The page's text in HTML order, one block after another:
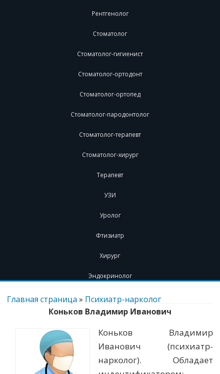
Рентгенолог
Стоматолог
Стоматолог-гигиенист
Стоматолог-ортодонт
Стоматолог-ортопед
Стоматолог-пародонтолог
Стоматолог-терапевт
Стоматолог-хирург
Терапевт
УЗИ
Уролог
Фтизиатр
Хирург
Эндокринолог
Перейти
содержимому
Главная страница » Психиатр-нарколог
Коньков Владимир Иванович
Коньков Владимир
Иванович (психиатр-
нарколог). Обладает